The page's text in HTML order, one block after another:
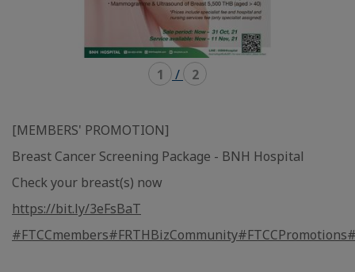
1 / 2
[MEMBERS' PROMOTION]
Breast Cancer Screening Package - BNH Hospital
Check your breast(s) now
https://bit.ly/3eFsBaT
#FTCCmembers#FRTHBizCommunity#FTCCPromotions